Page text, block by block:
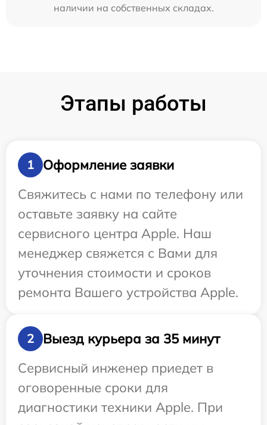
наличии на собственных складах.
Этапы работы
1
Оформление заявки
Свяжитесь с нами по телефону или
оставьте заявку на сайте
сервисного центра Apple. Наш
менеджер свяжется с Вами для
уточнения стоимости и сроков
ремонта Вашего устройства Apple.
2
Выезд курьера за 35 минут
Сервисный инженер приедет в
оговоренные сроки для
диагностики техники Apple. При